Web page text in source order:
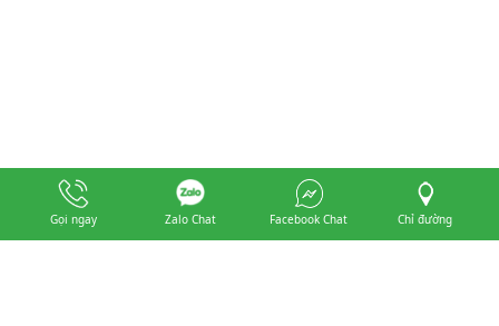
Gọi ngay Zalo Chat Facebook Chat Chỉ đường